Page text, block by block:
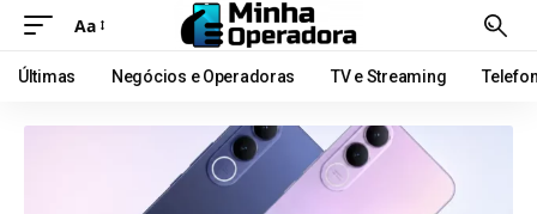
Aa
Últimas Negócios e Operadoras TV e Streaming